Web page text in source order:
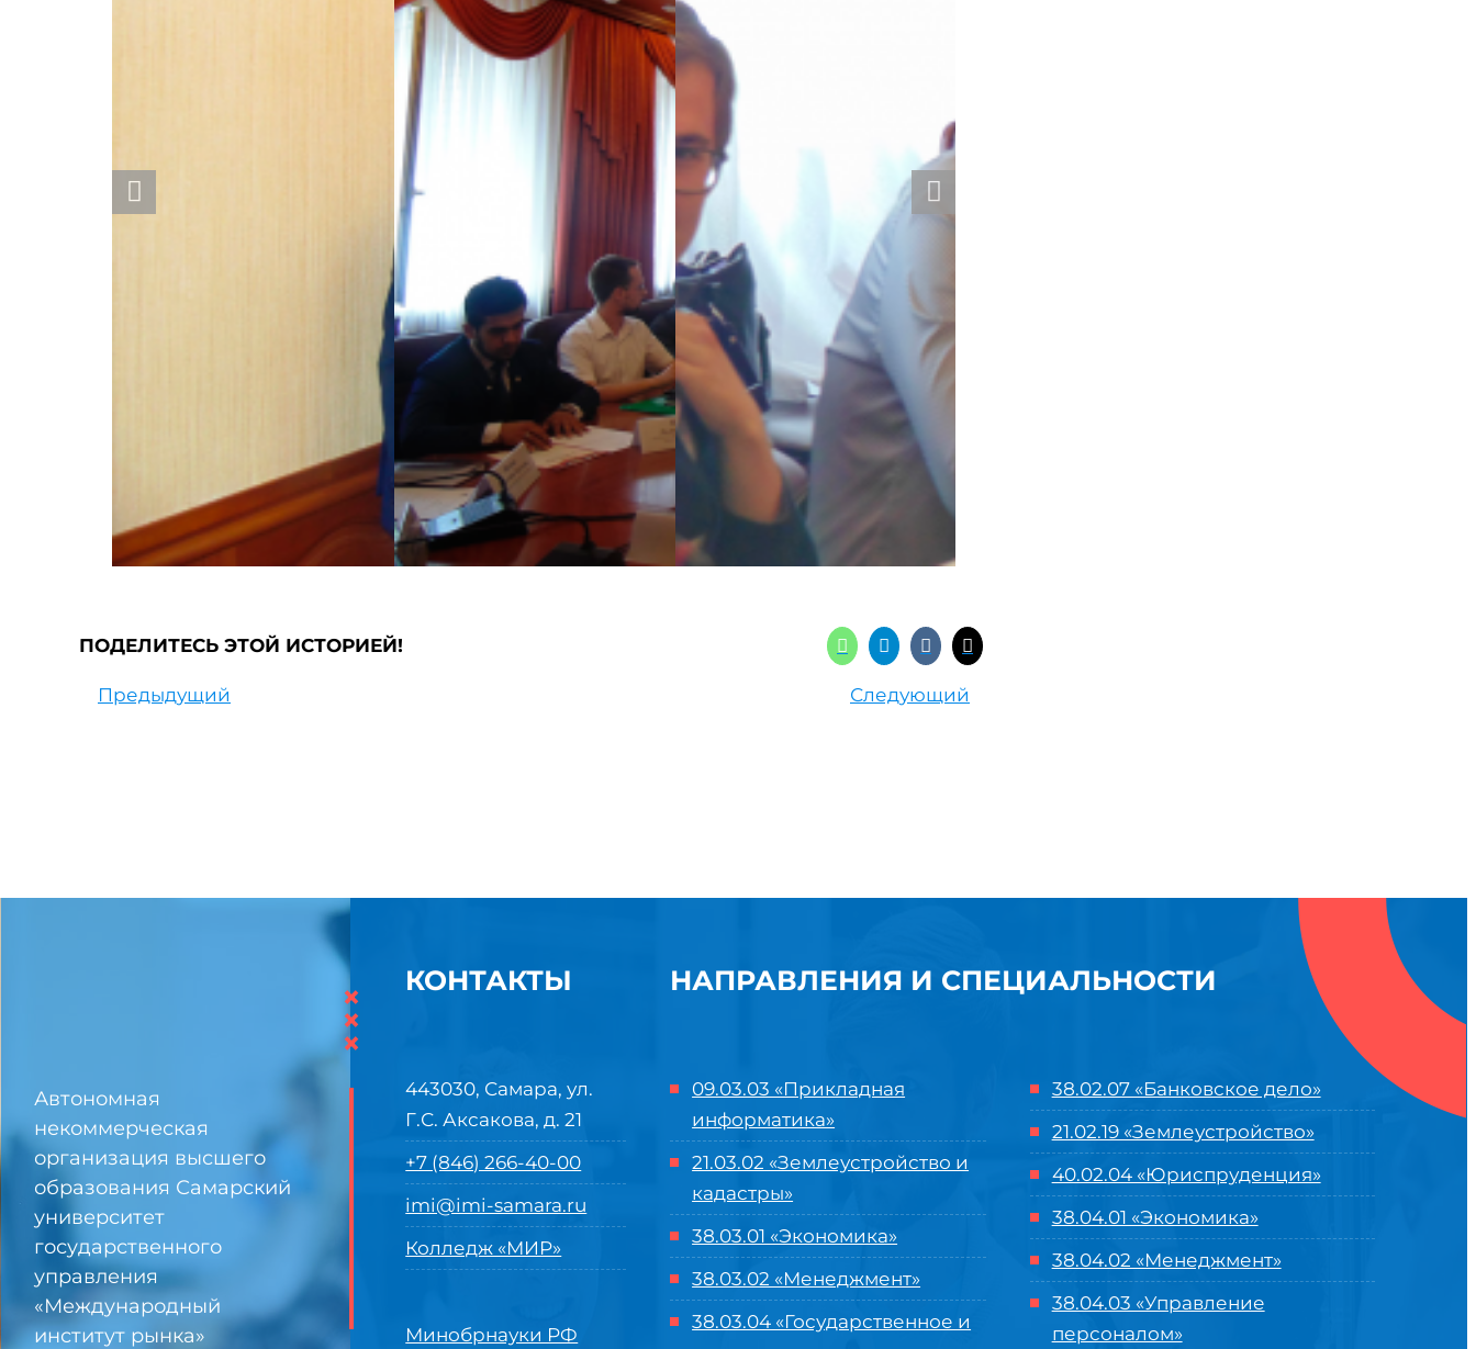
ПОДЕЛИТЕСЬ ЭТОЙ ИСТОРИЕЙ!
Предыдущий Следующий
Автономная
некоммерческая
организация высшего
образования Самарский
университет
государственного
управления
«Международный
институт рынка»
×
×
×
КОНТАКТЫ
443030, Самара, ул.
Г.С. Аксакова, д. 21
+7 (846) 266-40-00
imi@imi-samara.ru
Колледж «МИР»
Минобрнауки РФ
НАПРАВЛЕНИЯ И СПЕЦИАЛЬНОСТИ
09.03.03 «Прикладная
информатика»
21.03.02 «Землеустройство и
кадастры»
38.03.01 «Экономика»
38.03.02 «Менеджмент»
38.03.04 «Государственное и
38.02.07 «Банковское дело»
21.02.19 «Землеустройство»
40.02.04 «Юриспруденция»
38.04.01 «Экономика»
38.04.02 «Менеджмент»
38.04.03 «Управление
персоналом»